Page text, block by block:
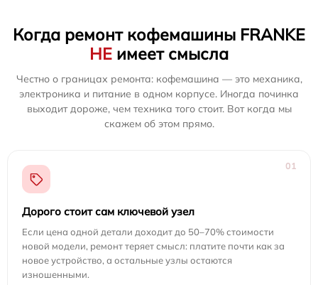
Когда ремонт кофемашины FRANKE
НЕ имеет смысла
Честно о границах ремонта: кофемашина — это механика,
электроника и питание в одном корпусе. Иногда починка
выходит дороже, чем техника того стоит. Вот когда мы
скажем об этом прямо.
01
Дорого стоит сам ключевой узел
Если цена одной детали доходит до 50–70% стоимости
новой модели, ремонт теряет смысл: платите почти как за
новое устройство, а остальные узлы остаются
изношенными.